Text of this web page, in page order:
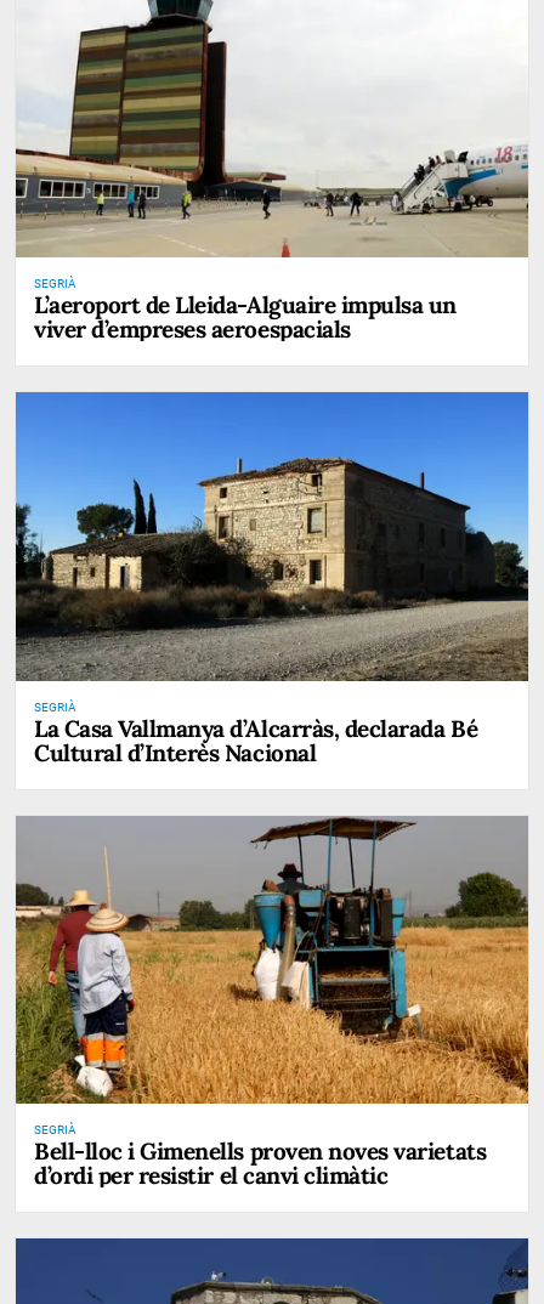
SEGRIÀ
L’aeroport de Lleida-Alguaire impulsa un
viver d’empreses aeroespacials
SEGRIÀ
La Casa Vallmanya d’Alcarràs, declarada Bé
Cultural d’Interès Nacional
SEGRIÀ
Bell-lloc i Gimenells proven noves varietats
d’ordi per resistir el canvi climàtic